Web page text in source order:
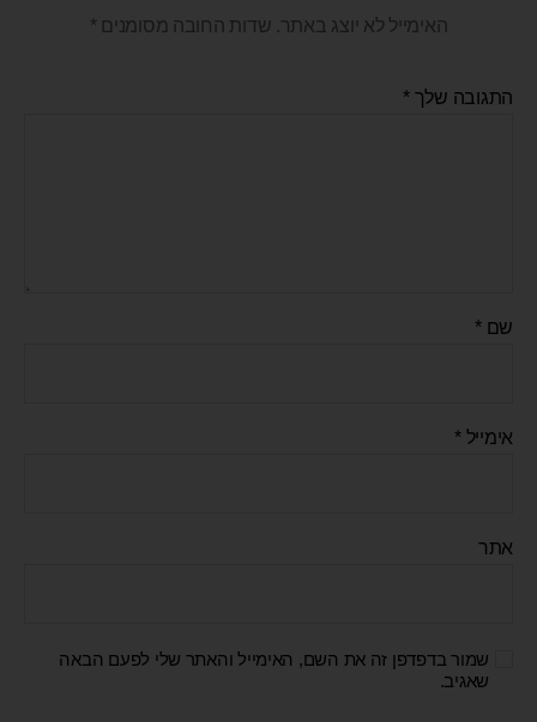
האימייל לא יוצג באתר. שדות החובה מסומנים *
התגובה שלך*
שם*
אימייל*
אתר
שמור בדפדפן זה את השם, האימייל והאתר שלי לפעם הבאה
שאגיב.